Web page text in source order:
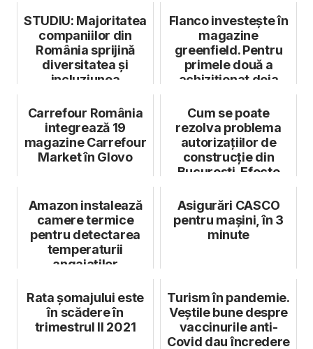
STUDIU: Majoritatea
companiilor din
România sprijină
diversitatea și
incluziunea
Flanco investește în
magazine
greenfield. Pentru
primele două a
achiziționat deja
Carrefour România
integrează 19
magazine Carrefour
Market în Glovo
Cum se poate
rezolva problema
autorizațiilor de
construcție din
București. Efecte
pentr...
Amazon instalează
camere termice
pentru detectarea
temperaturii
angajaților
Asigurări CASCO
pentru mașini, în 3
minute
Rata șomajului este
în scădere în
trimestrul II 2021
Turism în pandemie.
Veştile bune despre
vaccinurile anti-
Covid dau încredere